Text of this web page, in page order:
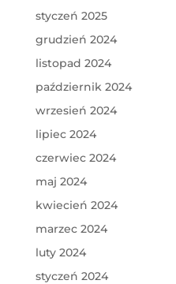
styczeń 2025
grudzień 2024
listopad 2024
październik 2024
wrzesień 2024
lipiec 2024
czerwiec 2024
maj 2024
kwiecień 2024
marzec 2024
luty 2024
styczeń 2024